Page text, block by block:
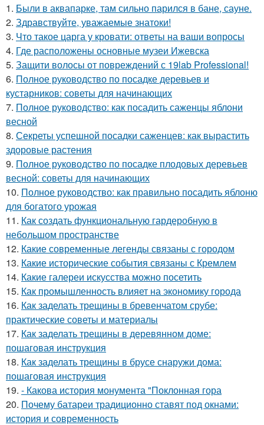
1. Были в аквапарке, там сильно парился в бане, сауне.
2. Здравствуйте, уважаемые знатоки!
3. Что такое царга у кровати: ответы на ваши вопросы
4. Где расположены основные музеи Ижевска
5. Защити волосы от повреждений с 19lab Professional!
6. Полное руководство по посадке деревьев и
кустарников: советы для начинающих
7. Полное руководство: как посадить саженцы яблони
весной
8. Секреты успешной посадки саженцев: как вырастить
здоровые растения
9. Полное руководство по посадке плодовых деревьев
весной: советы для начинающих
10. Полное руководство: как правильно посадить яблоню
для богатого урожая
11. Как создать функциональную гардеробную в
небольшом пространстве
12. Какие современные легенды связаны с городом
13. Какие исторические события связаны с Кремлем
14. Какие галереи искусства можно посетить
15. Как промышленность влияет на экономику города
16. Как заделать трещины в бревенчатом срубе:
практические советы и материалы
17. Как заделать трещины в деревянном доме:
пошаговая инструкция
18. Как заделать трещины в брусе снаружи дома:
пошаговая инструкция
19. - Какова история монумента "Поклонная гора
20. Почему батареи традиционно ставят под окнами:
история и современность